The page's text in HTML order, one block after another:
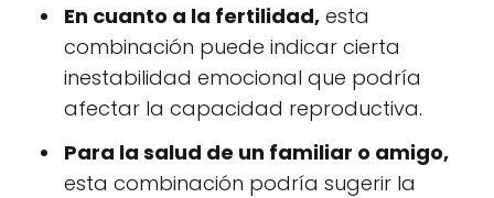
En cuanto a la fertilidad, esta
combinación puede indicar cierta
inestabilidad emocional que podría
afectar la capacidad reproductiva.
Para la salud de un familiar o amigo,
esta combinación podría sugerir la